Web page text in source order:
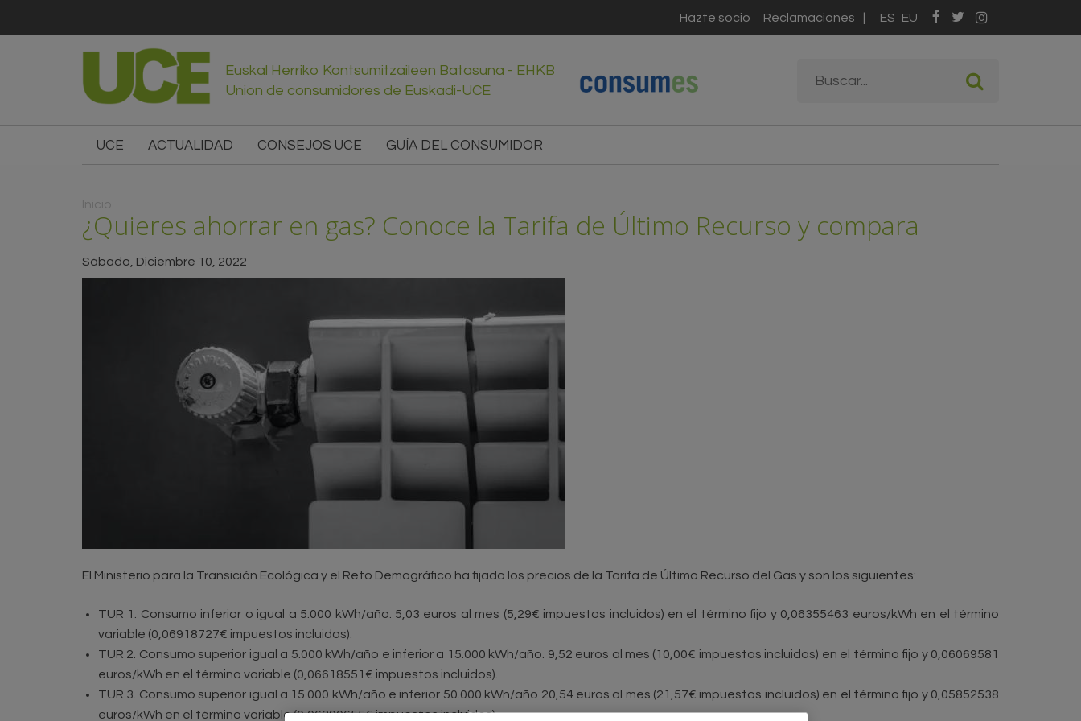
ES EU
Hazte socio Reclamaciones
Euskal Herriko Kontsumitzaileen Batasuna - EHKB
Union de consumidores de Euskadi-UCE
búsqueda
UCE ACTUALIDAD CONSEJOS UCE GUÍA DEL CONSUMIDOR
Usted está aquí
Inicio
¿Quieres ahorrar en gas? Conoce la Tarifa de Último Recurso y compara
Sábado, Diciembre 10, 2022
El Ministerio para la Transición Ecológica y el Reto Demográfico ha fijado los precios de la Tarifa de Último Recurso del Gas y son los siguientes:
TUR 1. Consumo inferior o igual a 5.000 kWh/año. 5,03 euros al mes (5,29€ impuestos incluidos) en el término fijo y 0,06355463 euros/kWh en el término
variable (0,06918727€ impuestos incluidos).
TUR 2. Consumo superior igual a 5.000 kWh/año e inferior a 15.000 kWh/año. 9,52 euros al mes (10,00€ impuestos incluidos) en el término fijo y 0,06069581
euros/kWh en el término variable (0,06618551€ impuestos incluidos).
TUR 3. Consumo superior igual a 15.000 kWh/año e inferior 50.000 kWh/año 20,54 euros al mes (21,57€ impuestos incluidos) en el término fijo y 0,05852538
euros/kWh en el término variable (0,06390655€ impuestos incluidos)